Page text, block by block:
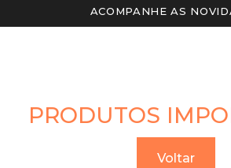
ACOMPANHE AS
PRODUTOS
Voltar